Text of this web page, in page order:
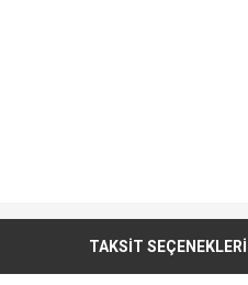
TAKSİT SEÇENEKLERİ